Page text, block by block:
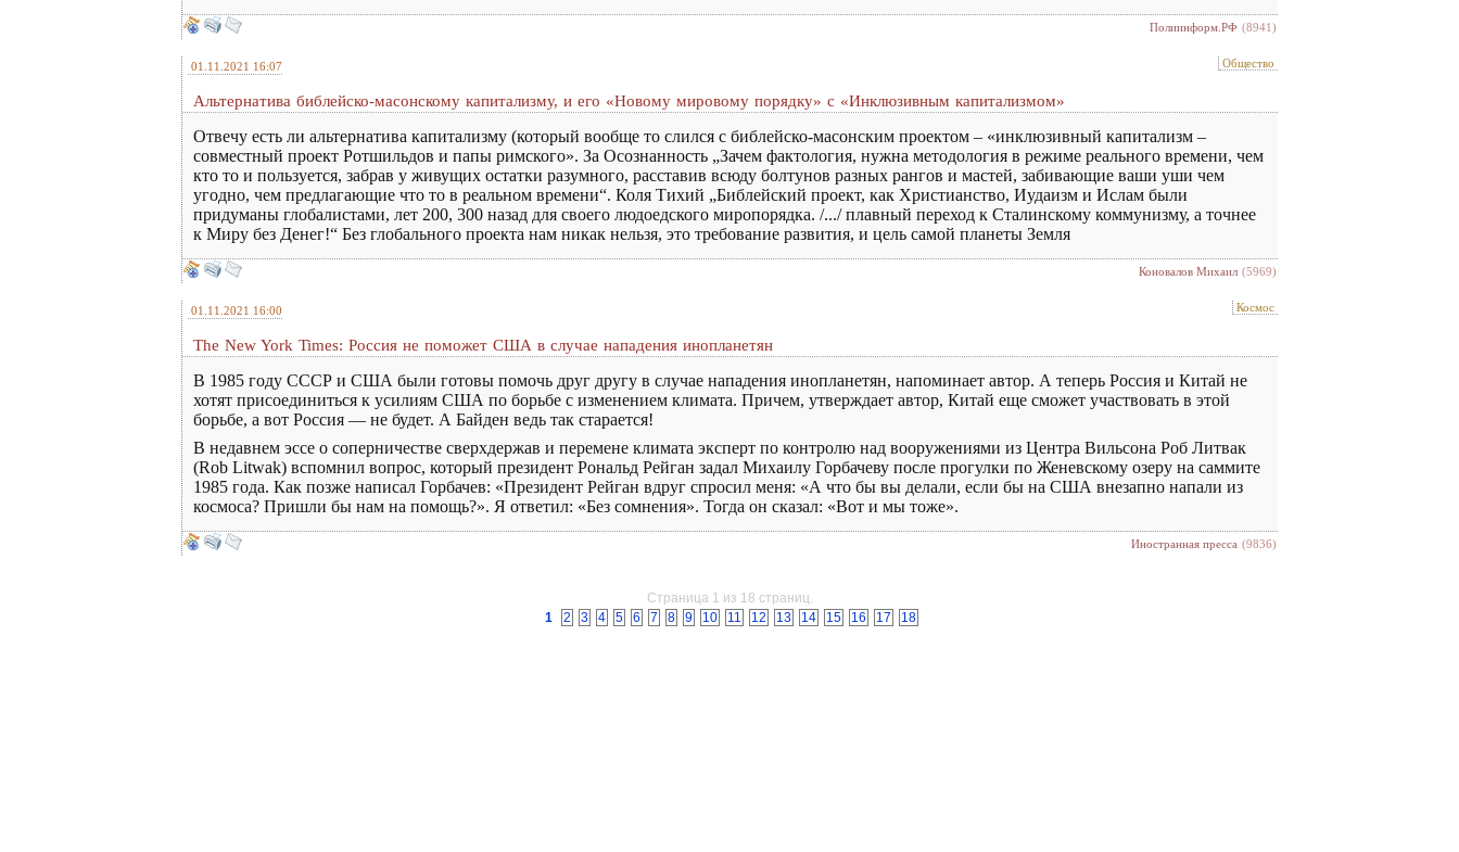
Полиинформ.РФ (8941)
01.11.2021 16:07 Общество
Альтернатива библейско-масонскому капитализму, и его «Новому мировому порядку» с «Инклюзивным капитализмом»
Отвечу есть ли альтернатива капитализму (который вообще то слился с библейско-масонским проектом – «инклюзивный капитализм –
совместный проект Ротшильдов и папы римского». За Осознанность „Зачем фактология, нужна методология в режиме реального времени, чем
кто то и пользуется, забрав у живущих остатки разумного, расставив всюду болтунов разных рангов и мастей, забивающие ваши уши чем
угодно, чем предлагающие что то в реальном времени“. Коля Тихий „Библейский проект, как Христианство, Иудаизм и Ислам были
придуманы глобалистами, лет 200, 300 назад для своего людоедского миропорядка. /.../ плавный переход к Сталинскому коммунизму, а точнее
к Миру без Денег!“ Без глобального проекта нам никак нельзя, это требование развития, и цель самой планеты Земля
Коновалов Михаил (5969)
01.11.2021 16:00 Космос
The New York Times: Россия не поможет США в случае нападения инопланетян
В 1985 году СССР и США были готовы помочь друг другу в случае нападения инопланетян, напоминает автор. А теперь Россия и Китай не
хотят присоединиться к усилиям США по борьбе с изменением климата. Причем, утверждает автор, Китай еще сможет участвовать в этой
борьбе, а вот Россия — не будет. А Байден ведь так старается!
В недавнем эссе о соперничестве сверхдержав и перемене климата эксперт по контролю над вооружениями из Центра Вильсона Роб Литвак
(Rob Litwak) вспомнил вопрос, который президент Рональд Рейган задал Михаилу Горбачеву после прогулки по Женевскому озеру на саммите
1985 года. Как позже написал Горбачев: «Президент Рейган вдруг спросил меня: «А что бы вы делали, если бы на США внезапно напали из
космоса? Пришли бы нам на помощь?». Я ответил: «Без сомнения». Тогда он сказал: «Вот и мы тоже».
Иностранная пресса (9836)
Страница 1 из 18 страниц.
1
2 3 4 5 6 7 8 9 10 11 12 13 14 15 16 17 18